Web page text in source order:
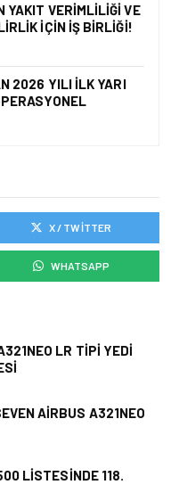
KONTROL
ZIYARET
• 05 AĞU 2026
GERÇEĞE:
TERMINAL
CAN
HAMLE
YAKIT VERIMLILIĞI VE
IÇIN İŞ BIRLIĞI!
2026 YILI İLK YARI
X / TWITTER
WHATSAPP
LR TIPI YEDI
AIRBUS A321NEO
LISTESINDE 118.